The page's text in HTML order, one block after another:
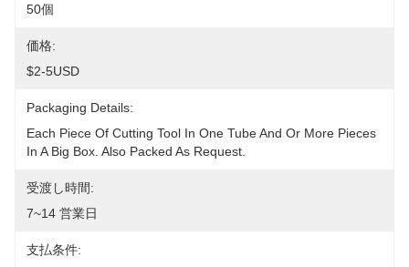
50個
価格:
$2-5USD
Packaging Details:
Each Piece Of Cutting Tool In One Tube And Or More Pieces
In A Big Box. Also Packed As Request.
受渡し時間:
7~14 営業日
支払条件: